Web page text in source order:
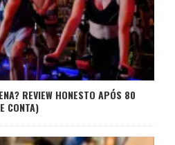
REVIEW HONESTO APÓS 80
CONTA)